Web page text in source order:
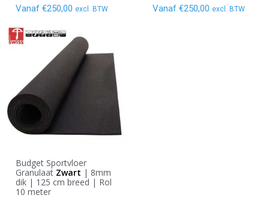
Vanaf €250,00 excl. BTW Vanaf €250,00 excl. BTW
Budget Sportvloer
Granulaat Zwart | 8mm
dik | 125 cm breed | Rol
10 meter